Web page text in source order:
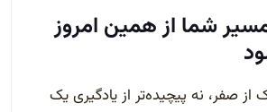
شما از همین امروز
از صفر، نه پیچیده‌تر از یادگیری یک